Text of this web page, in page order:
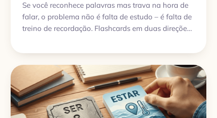
Se você reconhece palavras mas trava na hora de
falar, o problema não é falta de estudo – é falta de
treino de recordação. Flashcards em duas direções